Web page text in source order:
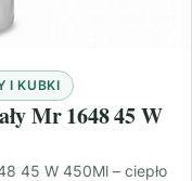
I KUBKI
Mr 1648 45 W
45 W 450Ml – ciepło